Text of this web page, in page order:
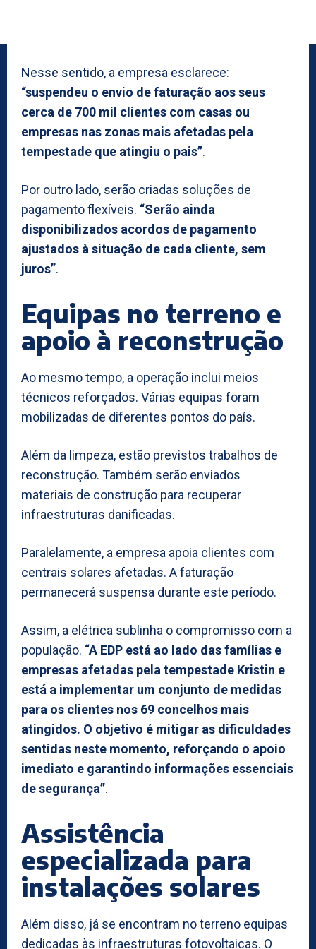
Nesse sentido, a empresa esclarece:
“suspendeu o envio de faturação aos seus
cerca de 700 mil clientes com casas ou
empresas nas zonas mais afetadas pela
tempestade que atingiu o pais”.
Por outro lado, serão criadas soluções de
pagamento flexíveis. “Serão ainda
disponibilizados acordos de pagamento
ajustados à situação de cada cliente, sem
juros”.
Equipas no terreno e
apoio à reconstrução
Ao mesmo tempo, a operação inclui meios
técnicos reforçados. Várias equipas foram
mobilizadas de diferentes pontos do país.
Além da limpeza, estão previstos trabalhos de
reconstrução. Também serão enviados
materiais de construção para recuperar
infraestruturas danificadas.
Paralelamente, a empresa apoia clientes com
centrais solares afetadas. A faturação
permanecerá suspensa durante este período.
Assim, a elétrica sublinha o compromisso com a
população. “A EDP está ao lado das famílias e
empresas afetadas pela tempestade Kristin e
está a implementar um conjunto de medidas
para os clientes nos 69 concelhos mais
atingidos. O objetivo é mitigar as dificuldades
sentidas neste momento, reforçando o apoio
imediato e garantindo informações essenciais
de segurança”.
Assistência
especializada para
instalações solares
Além disso, já se encontram no terreno equipas
dedicadas às infraestruturas fotovoltaicas. O